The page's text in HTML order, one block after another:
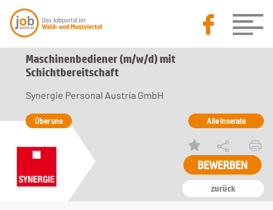
Maschinenbediener (m/w/d) mit
Schichtbereitschaft
zurück
Synergie Personal Austria GmbH
Über uns Alle Inserate